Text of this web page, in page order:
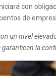
con
de
un nivel
la